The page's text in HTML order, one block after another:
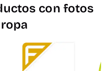
con fotos